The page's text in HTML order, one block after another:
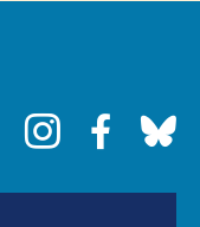
Instagram